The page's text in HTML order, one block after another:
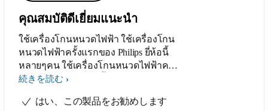
คุณสมบัติดีเยี่ยมแนะนำ
ใช้เครื่องโกนหนวดไฟฟ้า ใช้เครื่องโกน
หนวดไฟฟ้าครั้งแรกของ Philips ยี่ห้อนี้
หลายๆคน ใช้เครื่องโกนหนวดไฟฟ้าครั้ง
แรกของ Philips ยี่ห้อนี้หลายๆคนบอกว่าดี
Philips ยี่ห้อนี้หลายๆคนบอกว่าดีเลย ใช้
続きを読む
はい、この製品をお勧めします